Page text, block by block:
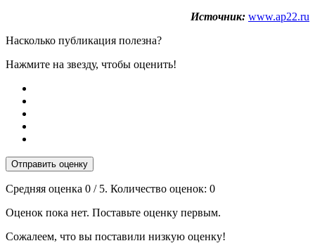
Источник: www.ap22.ru
Насколько публикация полезна?
Нажмите на звезду, чтобы оценить!
Отправить оценку
Средняя оценка 0 / 5. Количество оценок: 0
Оценок пока нет. Поставьте оценку первым.
Сожалеем, что вы поставили низкую оценку!